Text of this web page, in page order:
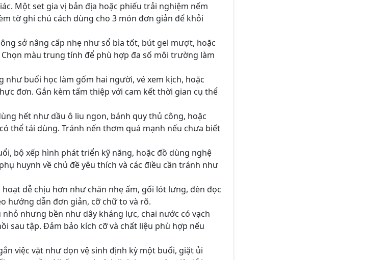
Một set gia vị bản địa hoặc phiếu trải nghiệm nếm
tờ ghi chú cách dùng cho 3 món đơn giản để khỏi
sở nâng cấp nhẹ như sổ bìa tốt, bút gel mượt, hoặc
màu trung tính để phù hợp đa số môi trường làm
như buổi học làm gốm hai người, vé xem kịch, hoặc
đơn. Gắn kèm tấm thiệp với cam kết thời gian cụ thể
hết như dầu ô liu ngon, bánh quy thủ công, hoặc
thể tái dùng. Tránh nến thơm quá mạnh nếu chưa biết
bộ xếp hình phát triển kỹ năng, hoặc đồ dùng nghệ
huynh về chủ đề yêu thích và các điều cần tránh như
dễ chịu hơn như chăn nhẹ ấm, gối lót lưng, đèn đọc
hướng dẫn đơn giản, cỡ chữ to và rõ.
nhưng bền như dây kháng lực, chai nước có vạch
sau tập. Đảm bảo kích cỡ và chất liệu phù hợp nếu
việc vặt như dọn vệ sinh định kỳ một buổi, giặt ủi